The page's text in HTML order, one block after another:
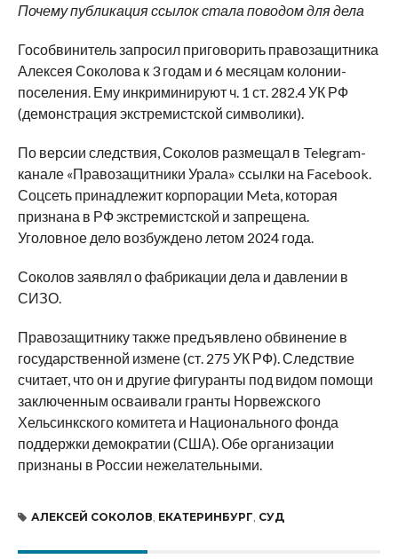
Почему публикация ссылок стала поводом для дела
Гособвинитель запросил приговорить правозащитника
Алексея Соколова к 3 годам и 6 месяцам колонии-
поселения. Ему инкриминируют ч. 1 ст. 282.4 УК РФ
(демонстрация экстремистской символики).
По версии следствия, Соколов размещал в Telegram-
канале «Правозащитники Урала» ссылки на Facebook.
Соцсеть принадлежит корпорации Meta, которая
признана в РФ экстремистской и запрещена.
Уголовное дело возбуждено летом 2024 года.
Соколов заявлял о фабрикации дела и давлении в
СИЗО.
Правозащитнику также предъявлено обвинение в
государственной измене (ст. 275 УК РФ). Следствие
считает, что он и другие фигуранты под видом помощи
заключенным осваивали гранты Норвежского
Хельсинкского комитета и Национального фонда
поддержки демократии (США). Обе организации
признаны в России нежелательными.
АЛЕКСЕЙ СОКОЛОВ ЕКАТЕРИНБУРГ СУД